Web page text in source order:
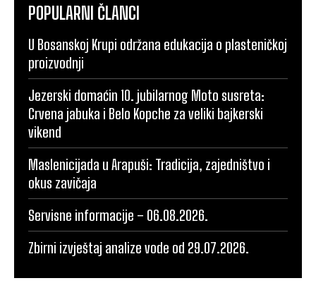
POPULARNI ČLANCI
U Bosanskoj Krupi održana edukacija o plasteničkoj
proizvodnji
Jezerski domaćin 10. jubilarnog Moto susreta:
Crvena jabuka i Belo Kopche za veliki bajkerski
vikend
Maslenicijada u Arapuši: Tradicija, zajedništvo i
okus zavičaja
Servisne informacije – 06.08.2026.
Zbirni izvještaj analize vode od 29.07.2026.